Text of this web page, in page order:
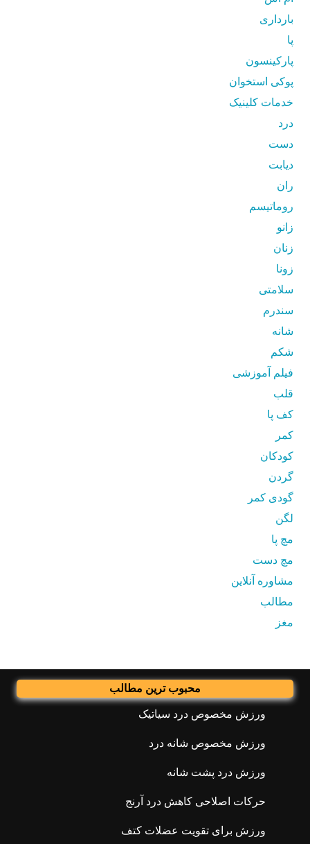
بارداری
پا
پارکینسون
پوکی استخوان
خدمات کلینیک
درد
دست
دیابت
ران
روماتیسم
زانو
زنان
زونا
سلامتی
سندرم
شانه
شکم
فیلم آموزشی
قلب
کف پا
کمر
کودکان
گردن
گودی کمر
لگن
مچ پا
مچ دست
مشاوره آنلاین
مطالب
مغز
محبوب ترین مطالب
ورزش مخصوص درد سیاتیک
ورزش مخصوص شانه درد
ورزش درد پشت شانه
حرکات اصلاحی کاهش درد آرنج
ورزش برای تقویت عضلات کتف